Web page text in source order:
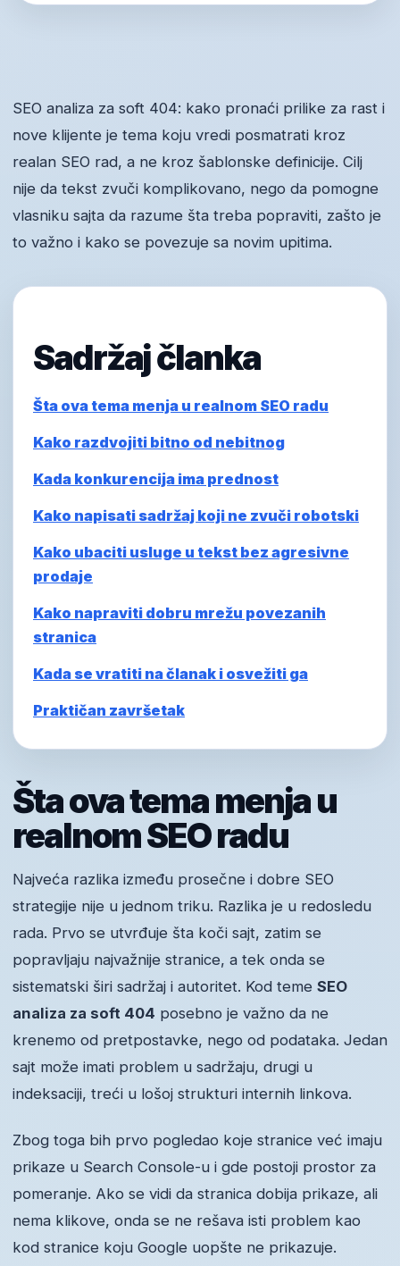
SEO analiza za soft 404: kako pronaći prilike za rast i
nove klijente je tema koju vredi posmatrati kroz
realan SEO rad, a ne kroz šablonske definicije. Cilj
nije da tekst zvuči komplikovano, nego da pomogne
vlasniku sajta da razume šta treba popraviti, zašto je
to važno i kako se povezuje sa novim upitima.
Sadržaj članka
Šta ova tema menja u realnom SEO radu
Kako razdvojiti bitno od nebitnog
Kada konkurencija ima prednost
Kako napisati sadržaj koji ne zvuči robotski
Kako ubaciti usluge u tekst bez agresivne
prodaje
Kako napraviti dobru mrežu povezanih
stranica
Kada se vratiti na članak i osvežiti ga
Praktičan završetak
Šta ova tema menja u
realnom SEO radu
Najveća razlika između prosečne i dobre SEO
strategije nije u jednom triku. Razlika je u redosledu
rada. Prvo se utvrđuje šta koči sajt, zatim se
popravljaju najvažnije stranice, a tek onda se
sistematski širi sadržaj i autoritet. Kod teme SEO
analiza za soft 404 posebno je važno da ne
krenemo od pretpostavke, nego od podataka. Jedan
sajt može imati problem u sadržaju, drugi u
indeksaciji, treći u lošoj strukturi internih linkova.
Zbog toga bih prvo pogledao koje stranice već imaju
prikaze u Search Console-u i gde postoji prostor za
pomeranje. Ako se vidi da stranica dobija prikaze, ali
nema klikove, onda se ne rešava isti problem kao
kod stranice koju Google uopšte ne prikazuje.